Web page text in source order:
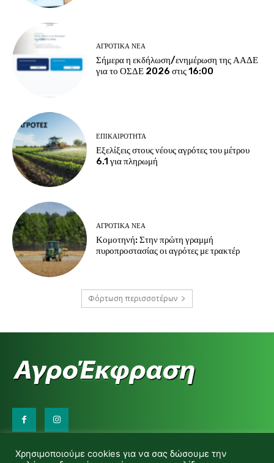
ΑΓΡΟΤΙΚΆ ΝΈΑ
Σήμερα η εκδήλωση/ενημέρωση της ΑΑΔΕ
για το ΟΣΔΕ 2026 στις 16:00
ΕΠΙΚΑΙΡΌΤΗΤΑ
Εξελίξεις στους νέους αγρότες του μέτρου
6.1 για πληρωμή
ΑΓΡΟΤΙΚΆ ΝΈΑ
Κομοτηνή: Στην πρώτη γραμμή
πυροπροστασίας οι αγρότες με τρακτέρ
Φόρτωση περισσοτέρων
d.makas@yahoo.gr
Χρησιμοποιούμε cookies για να σας δώσουμε την